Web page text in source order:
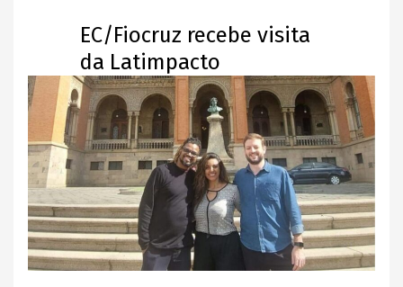
EC/Fiocruz recebe visita
da Latimpacto